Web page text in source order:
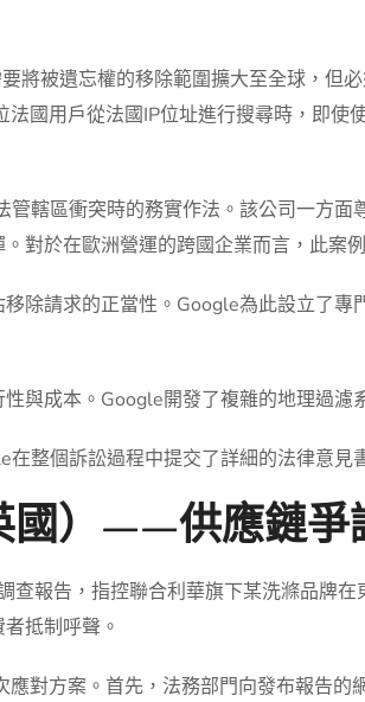
將被遺忘權的移除範圍擴大至全球，但
國用戶從法國IP位址進行搜尋時，即使
轄區衝突時的務實作法。該公司一方
對於在歐洲營運的跨國企業而言，此案
除請求的正當性。Google為此設立了
與成本。Google開發了複雜的地理過
整個訴訟過程中提交了詳細的法律意見
國）——供應鏈爭
報告，指控聯合利華旗下某洗滌品牌
抵制呼聲。
對方案。首先，法務部門向發布報告